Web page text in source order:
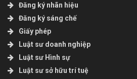
Đăng ký nhãn hiệu
Đăng ký sáng chế
Giấy phép
Luật sư doanh nghiệp
Luật sư Hình sự
Luật sư sở hữu trí tuệ